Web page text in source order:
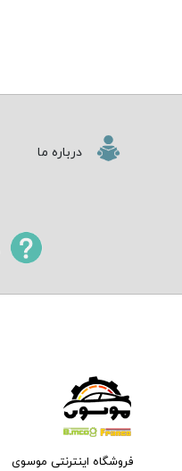
درباره ما
فروشگاه اینترنتی موسوی